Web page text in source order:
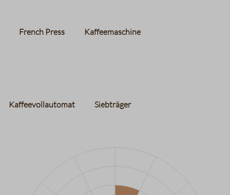
French Press Kaffeemaschine
Kaffeevollautomat Siebträger